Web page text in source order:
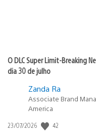
O DLC Super Limit-Breaking
dia 30 de julho
Zanda Ra
Associate Brand
America
Data
23/07/2026 42